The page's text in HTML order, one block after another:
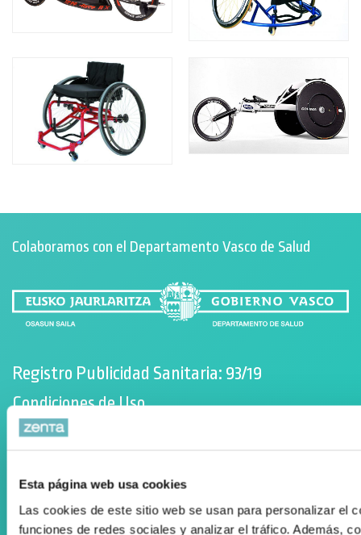
Esta página web usa cookies
Las cookies de este sitio web se usan para personalizar el
funciones de redes sociales y analizar el tráfico. Además,
Colaboramos con el Departamento Vasco de Salud
Registro Publicidad Sanitaria: 93/19
Condiciones de Uso
Política de cookies
Elkarlan eta hitzarmenak